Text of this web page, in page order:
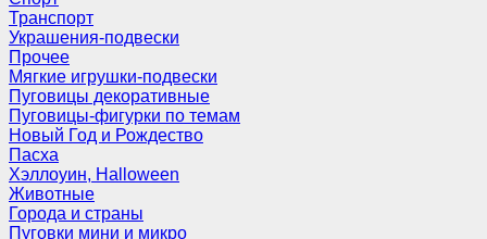
Транспорт
Украшения-подвески
Прочее
Мягкие игрушки-подвески
Пуговицы декоративные
Пуговицы-фигурки по темам
Новый Год и Рождество
Пасха
Хэллоуин, Halloween
Животные
Города и страны
Пуговки мини и микро